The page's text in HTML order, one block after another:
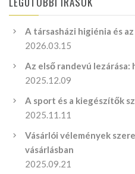
A társasházi higiénia és
2026.03.15
Az első randevú lezárása:
2025.12.09
A sport és a kiegészítők
2025.11.11
Vásárlói vélemények
vásárlásban
2025.09.21